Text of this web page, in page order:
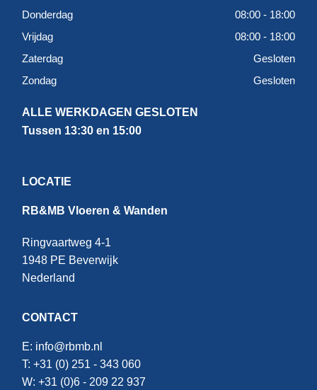
Donderdag
08:00 - 18:00
Vrijdag
08:00 - 18:00
Zaterdag
Gesloten
Zondag
Gesloten
ALLE WERKDAGEN GESLOTEN
Tussen 13:30 en 15:00
LOCATIE
RB&MB Vloeren & Wanden
Ringvaartweg 4-1
1948 PE Beverwijk
Nederland
CONTACT
E: info@rbmb.nl
T: +31 (0) 251 - 343 060
W: +31 (0)6 - 209 22 937